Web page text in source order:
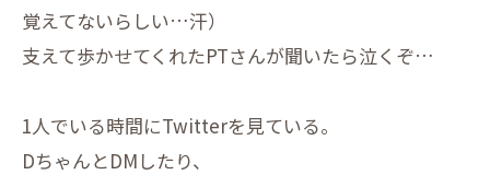
覚えてないらしい…汗）
支えて歩かせてくれたPTさんが聞いたら泣くぞ…
1人でいる時間にTwitterを見ている。
DちゃんとDMしたり、